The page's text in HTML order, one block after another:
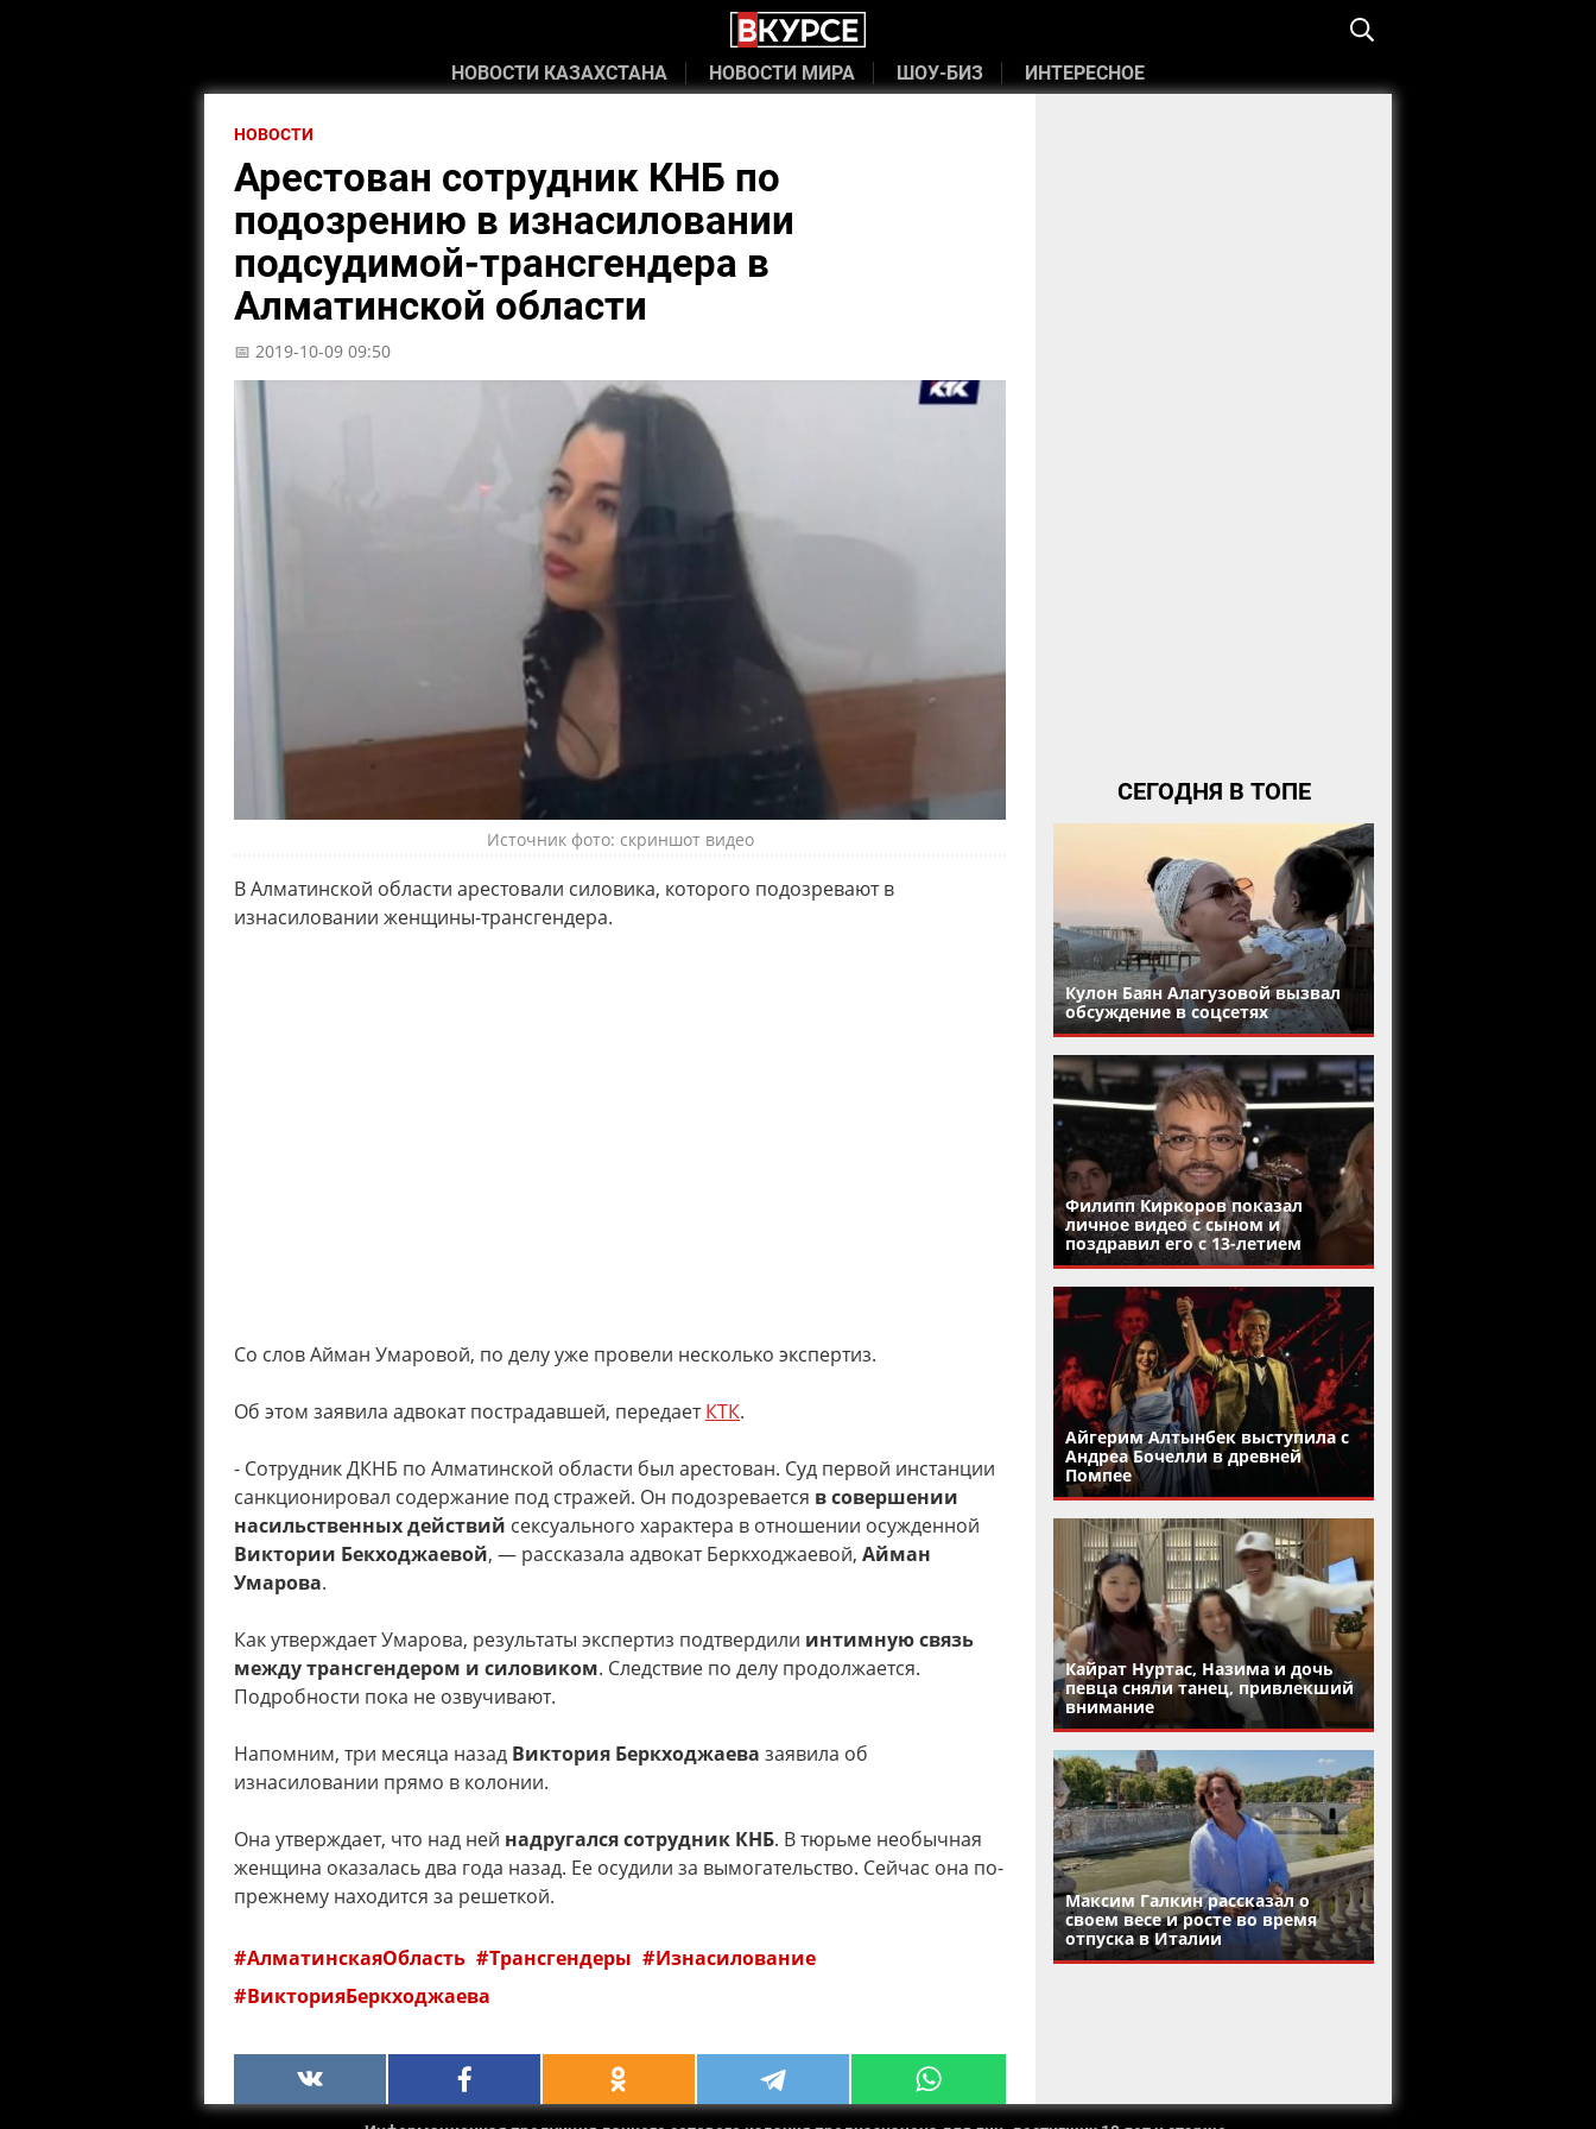
НОВОСТИ КАЗАХСТАНА НОВОСТИ МИРА ШОУ-БИЗ ИНТЕРЕСНОЕ
НОВОСТИ
Арестован сотрудник КНБ по
подозрению в изнасиловании
подсудимой-трансгендера в
Алматинской области
📅 2019-10-09 09:50
Источник фото: скриншот видео
В Алматинской области арестовали силовика, которого подозревают в
изнасиловании женщины-трансгендера.
Со слов Айман Умаровой, по делу уже провели несколько экспертиз.
Об этом заявила адвокат пострадавшей, передаетКТК.
- Сотрудник ДКНБ по Алматинской области был арестован. Суд первой инстанции
санкционировал содержание под стражей. Он подозревается в совершении
насильственных действий сексуального характера в отношении осужденной
Виктории Бекходжаевой, — рассказала адвокат Беркходжаевой, Айман
Умарова.
Как утверждает Умарова, результаты экспертиз подтвердили интимную связь
между трансгендером и силовиком. Следствие по делу продолжается.
Подробности пока не озвучивают.
Напомним, три месяца назад Виктория Беркходжаева заявила об
изнасиловании прямо в колонии.
Она утверждает, что над ней надругался сотрудник КНБ. В тюрьме необычная
женщина оказалась два года назад. Ее осудили за вымогательство. Сейчас она по-
прежнему находится за решеткой.
АлматинскаяОбласть Трансгендеры
Изнасилование
ВикторияБеркходжаева
СЕГОДНЯ В ТОПЕ
Кулон Баян Алагузовой вызвал
обсуждение в соцсетях
Филипп Киркоров показал
личное видео с сыном и
поздравил его с 13-летием
Айгерим Алтынбек выступила с
Андреа Бочелли в древней
Помпее
Кайрат Нуртас, Назима и дочь
певца сняли танец, привлекший
внимание
Максим Галкин рассказал о
своем весе и росте во время
отпуска в Италии